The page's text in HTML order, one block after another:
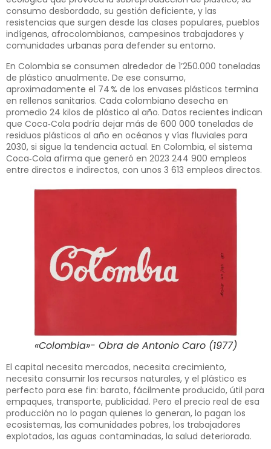
consumo desbordado, su gestión deficiente, y las
resistencias que surgen desde las clases populares, pueblos
indígenas, afrocolombianos, campesinos trabajadores y
comunidades urbanas para defender su entorno.
En Colombia se consumen alrededor de 1’250.000 toneladas
de plástico anualmente. De ese consumo,
aproximadamente el 74 % de los envases plásticos termina
en rellenos sanitarios. Cada colombiano desecha en
promedio 24 kilos de plástico al año. Datos recientes indican
que Coca‑Cola podría dejar más de 600 000 toneladas de
residuos plásticos al año en océanos y vías fluviales para
2030, si sigue la tendencia actual. En Colombia, el sistema
Coca‑Cola afirma que generó en 2023 244 900 empleos
entre directos e indirectos, con unos 3 613 empleos directos.
«Colombia»- Obra de Antonio Caro (1977)
El capital necesita mercados, necesita crecimiento,
necesita consumir los recursos naturales, y el plástico es
perfecto para ese fin: barato, fácilmente producido, útil para
empaques, transporte, publicidad. Pero el precio real de esa
producción no lo pagan quienes lo generan, lo pagan los
ecosistemas, las comunidades pobres, los trabajadores
explotados, las aguas contaminadas, la salud deteriorada.